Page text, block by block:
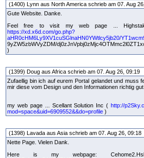
(1400) Lynn aus North America schrieb am 07. Aug
Gute Website. Danke.
Feel free to visit my web page ...
https://xd.x6d.com/go.php?
aHR0cHM6Ly9XV1cuSGlnaHN0YWtlcy5jb20/
9yZW5zbWVyZDM/
)
(1399) Doug aus Africa schrieb am 07. Aug 26, 09:19
Zufaellig bin ich auf eurem Portal gelandet und muss
mir diese vom Design und den Informationen richtig gut
my web page ... Scellant Solution Inc ( http://
mod=space&uid=6909552&&do=profile )
(1398) Lavada aus Asia schrieb am 07. Aug 26, 09:18
Nette Page. Vielen Dank.
Here is my webpage: